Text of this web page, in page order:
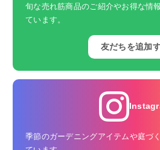
旬な売れ筋商品のご紹介やお得な情
ています。
友だちを追加
季節のガーデニングアイテムや庭づ